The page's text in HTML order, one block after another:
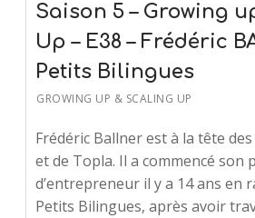
Saison 5 – Growing
Up – E38 – Frédéric
Petits Bilingues
GROWING UP & SCALING UP
Frédéric Ballner est à la tête
et de Topla. Il a commencé son
d’entrepreneur il y a 14 ans en
Petits Bilingues, après avoir